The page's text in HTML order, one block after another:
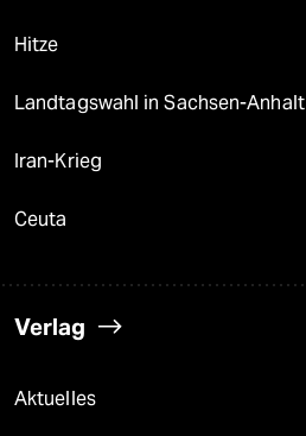
Hitze
Landtagswahl in Sachsen-Anhalt
Iran-Krieg
Ceuta
Verlag
Aktuelles